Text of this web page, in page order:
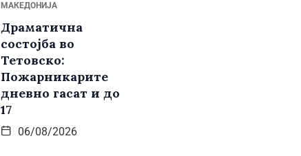
МАКЕДОНИЈА
Драматична
состојба во
Тетовско:
Пожарникарите
дневно гасат и до
17
06/08/2026